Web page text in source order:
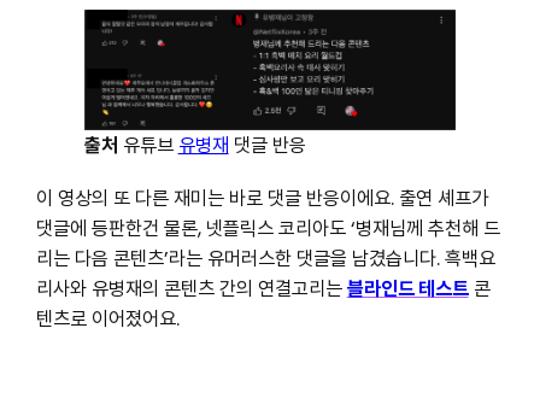
출처 유튜브 유병재 댓글 반응
이 영상의 또 다른 재미는 바로 댓글 반응이에요. 출연 셰프가
댓글에 등판한건 물론, 넷플릭스 코리아도 ‘병재님께 추천해 드
리는 다음 콘텐츠’라는 유머러스한 댓글을 남겼습니다. 흑백요
리사와 유병재의 콘텐츠 간의 연결고리는블라인드 테스트콘
텐츠로 이어졌어요.